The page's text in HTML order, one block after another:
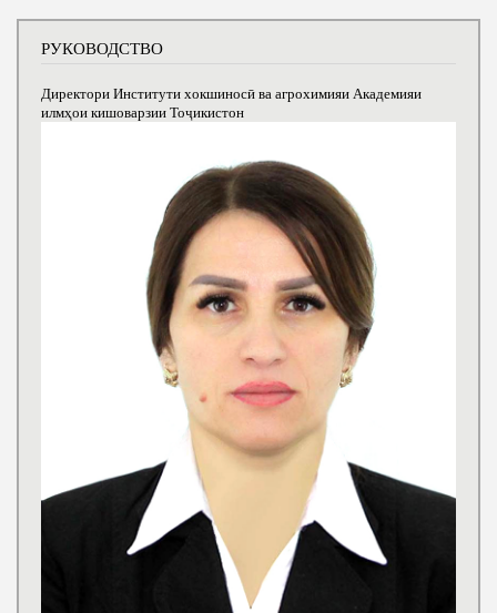
РУКОВОДСТВО
Директори Институти хокшиносӣ ва агрохимияи Академияи
илмҳои кишоварзии Тоҷикистон